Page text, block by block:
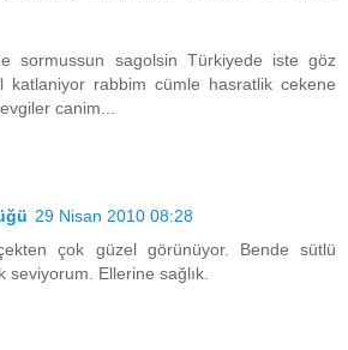
sormussun sagolsin Türkiyede iste göz
katlaniyor rabbim cümle hasratlik cekene
canim...
29 Nisan 2010 08:28
çok güzel görünüyor. Bende sütlü
seviyorum. Ellerine sağlık.